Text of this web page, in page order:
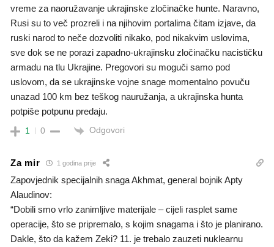
vreme za naoružavanje ukrajinske zločinačke hunte. Naravno,
Rusi su to več prozreli i na njihovim portalima čitam izjave, da
ruski narod to neče dozvoliti nikako, pod nikakvim uslovima,
sve dok se ne porazi zapadno-ukrajinsku zločinačku nacističku
armadu na tlu Ukrajine. Pregovori su moguči samo pod
uslovom, da se ukrajinske vojne snage momentalno povuču
unazad 100 km bez teškog nauružanja, a ukrajinska hunta
potpiše potpunu predaju.
1 0 Odgovori
Za mir 1 godina prije
Zapovjednik specijalnih snaga Akhmat, general bojnik Apty
Alaudinov:
“Dobili smo vrlo zanimljive materijale – cijeli rasplet same
operacije, što se pripremalo, s kojim snagama i što je planirano.
Dakle, što da kažem Zeki? 11. je trebalo zauzeti nuklearnu